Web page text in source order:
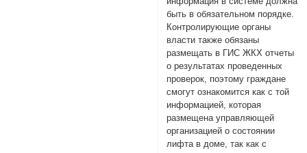
быть в обязательном порядке.
Контролирующие органы
власти также обязаны
размещать в ГИС ЖКХ отчеты
о результатах проведенных
проверок, поэтому граждане
смогут ознакомится как с той
информацией, которая
размещена управляющей
организацией о состоянии
лифта в доме, так как с